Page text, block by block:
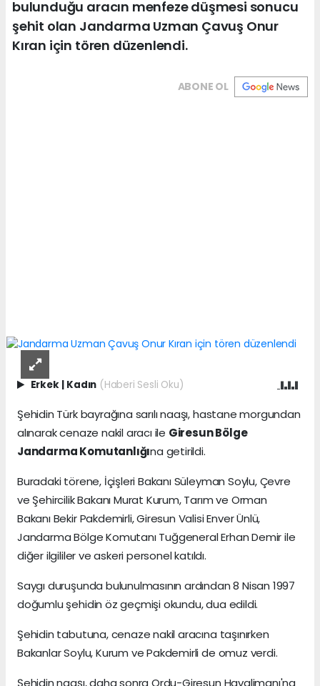
bulunduğu aracın menfeze düşmesi sonucu
şehit olan Jandarma Uzman Çavuş Onur
Kıran için tören düzenlendi.
ABONE OL
Erkek | Kadın (Haberi Sesli Oku)
Şehidin Türk bayrağına sarılı naaşı, hastane morgundan
alınarak cenaze nakil aracı ile Giresun Bölge
Jandarma Komutanlığına getirildi.
Buradaki törene, İçişleri Bakanı Süleyman Soylu, Çevre
ve Şehircilik Bakanı Murat Kurum, Tarım ve Orman
Bakanı Bekir Pakdemirli, Giresun Valisi Enver Ünlü,
Jandarma Bölge Komutanı Tuğgeneral Erhan Demir ile
diğer ilgililer ve askeri personel katıldı.
Saygı duruşunda bulunulmasının ardından 8 Nisan 1997
doğumlu şehidin öz geçmişi okundu, dua edildi.
Şehidin tabutuna, cenaze nakil aracına taşınırken
Bakanlar Soylu, Kurum ve Pakdemirli de omuz verdi.
Şehidin naaşı, daha sonra Ordu-Giresun Havalimanı'na